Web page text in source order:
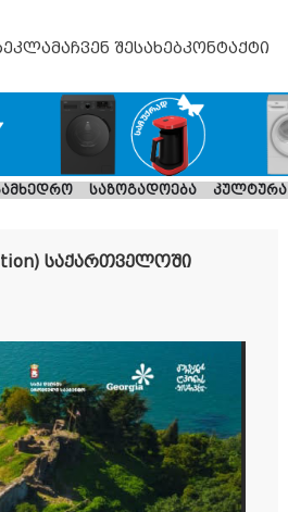
ჩვენ შესახებკონტაქტი
საზოგადოება კულტურა
საქართველოში